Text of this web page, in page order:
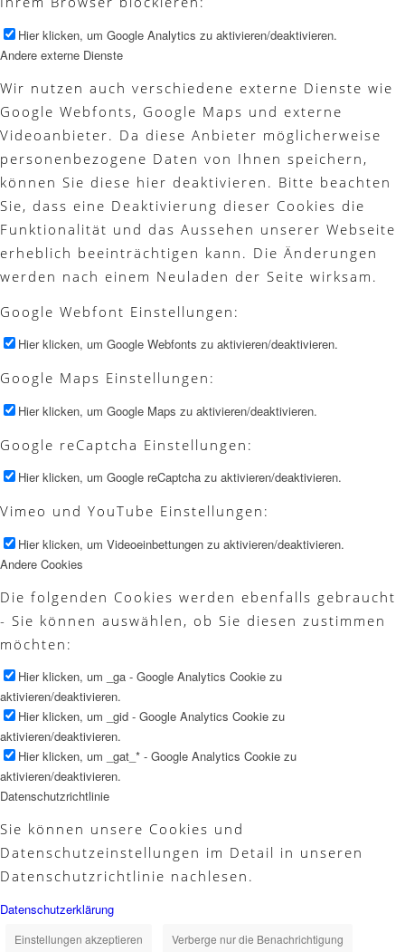
Hier klicken, um Google Analytics zu aktivieren/deaktivieren.
Andere externe Dienste
Wir nutzen auch verschiedene externe Dienste wie
Google Webfonts, Google Maps und externe
Videoanbieter. Da diese Anbieter möglicherweise
personenbezogene Daten von Ihnen speichern,
können Sie diese hier deaktivieren. Bitte beachten
Sie, dass eine Deaktivierung dieser Cookies die
Funktionalität und das Aussehen unserer Webseite
erheblich beeinträchtigen kann. Die Änderungen
werden nach einem Neuladen der Seite wirksam.
Google Webfont Einstellungen:
Hier klicken, um Google Webfonts zu aktivieren/deaktivieren.
Google Maps Einstellungen:
Hier klicken, um Google Maps zu aktivieren/deaktivieren.
Google reCaptcha Einstellungen:
Hier klicken, um Google reCaptcha zu aktivieren/deaktivieren.
Vimeo und YouTube Einstellungen:
Hier klicken, um Videoeinbettungen zu aktivieren/deaktivieren.
Andere Cookies
Die folgenden Cookies werden ebenfalls gebraucht
- Sie können auswählen, ob Sie diesen zustimmen
möchten:
Hier klicken, um _ga - Google Analytics Cookie zu
aktivieren/deaktivieren.
Hier klicken, um _gid - Google Analytics Cookie zu
aktivieren/deaktivieren.
Hier klicken, um _gat_* - Google Analytics Cookie zu
aktivieren/deaktivieren.
Datenschutzrichtlinie
Sie können unsere Cookies und
Datenschutzeinstellungen im Detail in unseren
Datenschutzrichtlinie nachlesen.
Datenschutzerklärung
Einstellungen akzeptieren Verberge nur die Benachrichtigung